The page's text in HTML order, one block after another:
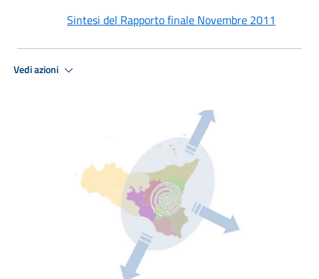
Sintesi del Rapporto finale Novembre 2011
Vedi azioni